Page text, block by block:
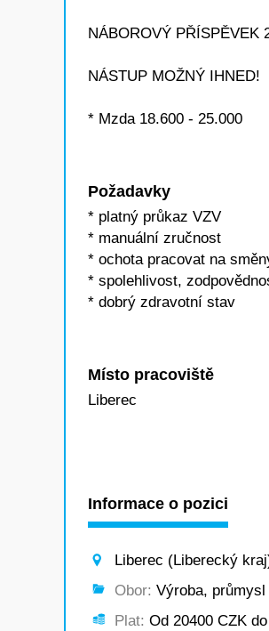
NÁBOROVÝ PŘÍSPĚVEK
NÁSTUP MOŽNÝ IHNED!
* Mzda 18.600 - 25.000
Požadavky
* platný průkaz VZV
* manuální zručnost
* ochota pracovat na
* spolehlivost,
* dobrý zdravotní stav
Místo pracoviště
Liberec
Informace o pozici
Liberec (Liberecký
Obor: Výroba,
Plat: Od 20400 CZK